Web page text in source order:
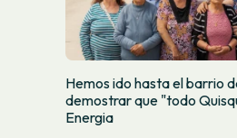
Hemos ido hasta el barrio
demostrar que "todo
Energia